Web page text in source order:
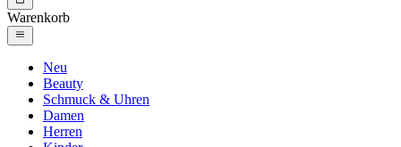
Warenkorb
Neu
Beauty
Schmuck & Uhren
Damen
Herren